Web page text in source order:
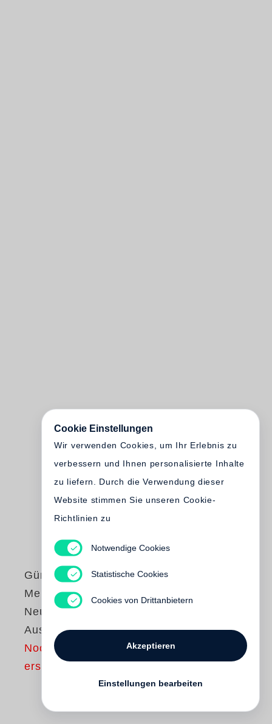
Günter Grass
Mein Jahrhundert.
Neue Göttinger
Ausgabe Band 15
Noch nicht
erschienen
Cookie Einstellungen
Wir verwenden Cookies, um Ihr Erlebnis zu
verbessern und Ihnen personalisierte Inhalte
zu liefern. Durch die Verwendung dieser
Website stimmen Sie unseren Cookie-
Richtlinien zu
Notwendige Cookies
Statistische Cookies
Cookies von Drittanbietern
Akzeptieren
Einstellungen bearbeiten